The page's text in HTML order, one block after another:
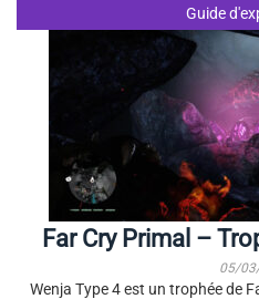
Guide
Far Cry Primal –
05/
Wenja Type 4 est un trophée de